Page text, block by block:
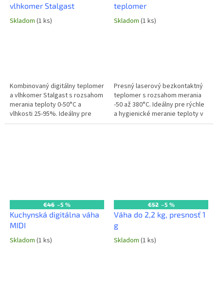
vlhkomer Stalgast
Skladom (1 ks)
Kombinovaný digitálny teplomer
a vlhkomer Stalgast s rozsahom
merania teploty 0-50°C a
vlhkosti 25-95%. Ideálny pre
monitorovanie podmienok v
teplomer
Skladom (1 ks)
Presný laserový bezkontaktný
teplomer s rozsahom merania
-50 až 380°C. Ideálny pre rýchle
a hygienické meranie teploty v
profesionálnych kuchyniach a
€46 –5 %
Kuchynská digitálna váha
MIDI
Skladom (1 ks)
€52 –5 %
Váha do 2,2 kg, presnosť 1
g
Skladom (1 ks)